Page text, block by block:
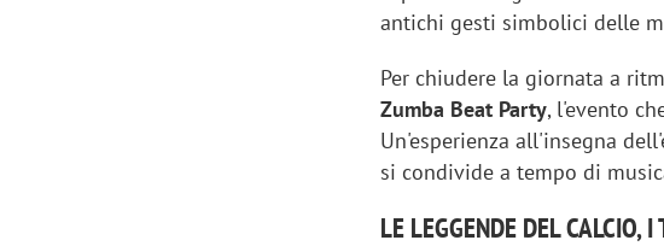
antichi gesti simbolici delle
Per chiudere la giornata a
Zumba Beat Party, l'evento
Un'esperienza all'insegna
si condivide a tempo di
LE LEGGENDE DEL CALCIO,
amplificare il talento»